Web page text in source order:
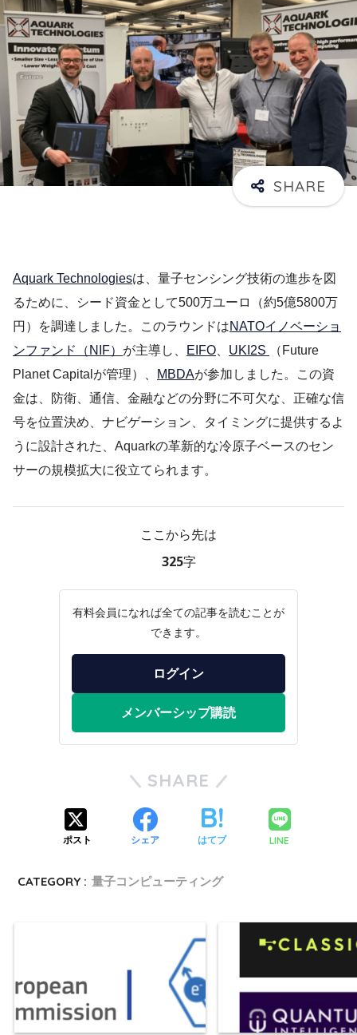
Aquark Technologiesは、量子センシング技術の進歩を図
るために、シード資金として500万ユーロ（約5億5800万
円）を調達しました。このラウンドはNATOイノベーショ
ンファンド（NIF） が主導し、 EIFO UKI2S
（Future
Planet Capitalが管理）、
MBDAが参加しました。この資
金は、防衛、通信、金融などの分野に不可欠な、正確な信
号を位置決め、ナビゲーション、タイミングに提供するよ
うに設計された、Aquarkの革新的な冷原子ベースのセン
サーの規模拡大に役立てられます。
ここから先は
325字
有料会員になれば全ての記事を読むことが
できます。
ログイン
メンバーシップ購読
SHARE
ポスト シェア はてブ LINE
CATEGORY : 量子コンピューティング